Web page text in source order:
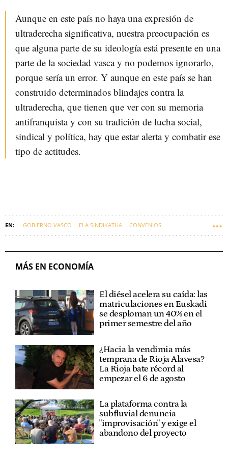
Aunque en este país no haya una expresión de
ultraderecha significativa, nuestra preocupación es
que alguna parte de su ideología está presente en una
parte de la sociedad vasca y no podemos ignorarlo,
porque sería un error. Y aunque en este país se han
construido determinados blindajes contra la
ultraderecha, que tienen que ver con su memoria
antifranquista y con su tradición de lucha social,
sindical y política, hay que estar alerta y combatir ese
tipo de actitudes.
GOBIERNO VASCO ELA SINDIKATUA CONVENIOS
MÁS EN ECONOMÍA
El diésel acelera su caída: las
matriculaciones en Euskadi
se desploman un 40% en el
primer semestre del año
¿Hacia la vendimia más
temprana de Rioja Alavesa?
La Rioja bate récord al
empezar el 6 de agosto
La plataforma contra la
subfluvial denuncia
"improvisación" y exige el
abandono del proyecto